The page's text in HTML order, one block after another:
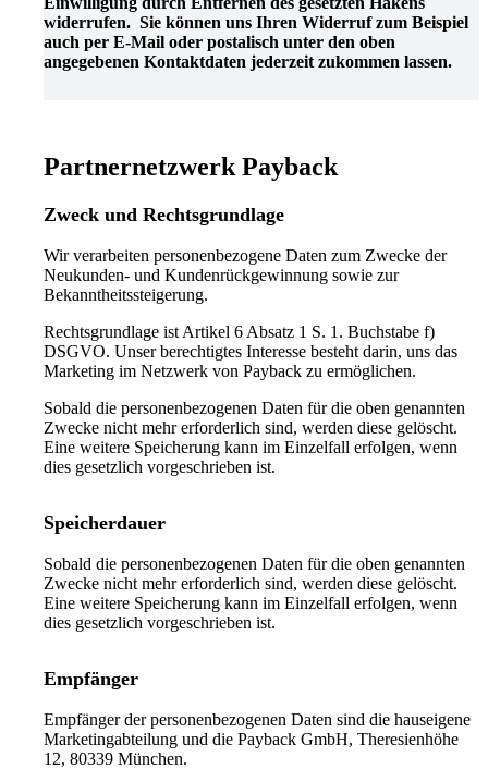
widerrufen. Sie können uns Ihren Widerruf zum Beispiel
auch per E-Mail oder postalisch unter den oben
angegebenen Kontaktdaten jederzeit zukommen lassen.
Partnernetzwerk Payback
Zweck und Rechtsgrundlage
Wir verarbeiten personenbezogene Daten zum Zwecke der
Neukunden- und Kundenrückgewinnung sowie zur
Bekanntheitssteigerung.
Rechtsgrundlage ist Artikel 6 Absatz 1 S. 1. Buchstabe f)
DSGVO. Unser berechtigtes Interesse besteht darin, uns das
Marketing im Netzwerk von Payback zu ermöglichen.
Sobald die personenbezogenen Daten für die oben genannten
Zwecke nicht mehr erforderlich sind, werden diese gelöscht.
Eine weitere Speicherung kann im Einzelfall erfolgen, wenn
dies gesetzlich vorgeschrieben ist.
Speicherdauer
Sobald die personenbezogenen Daten für die oben genannten
Zwecke nicht mehr erforderlich sind, werden diese gelöscht.
Eine weitere Speicherung kann im Einzelfall erfolgen, wenn
dies gesetzlich vorgeschrieben ist.
Empfänger
Empfänger der personenbezogenen Daten sind die hauseigene
Marketingabteilung und die Payback GmbH, Theresienhöhe
12, 80339 München.